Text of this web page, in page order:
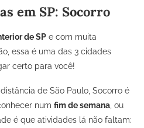
em SP: Socorro
de SP e com muita
essa é uma das 3 cidades
certo para você!
de São Paulo, Socorro é
num fim de semana , ou
é que atividades lá não faltam: